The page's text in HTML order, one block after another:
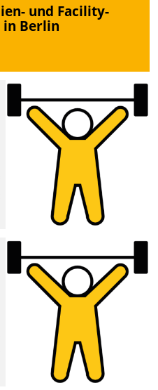
und Facility-
in Berlin